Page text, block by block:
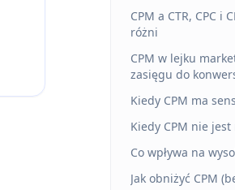
CPM a CTR, CPC i
różni
CPM w lejku
zasięgu do
Kiedy CPM ma sens
Kiedy CPM nie
Co wpływa na
Jak obniżyć CPM